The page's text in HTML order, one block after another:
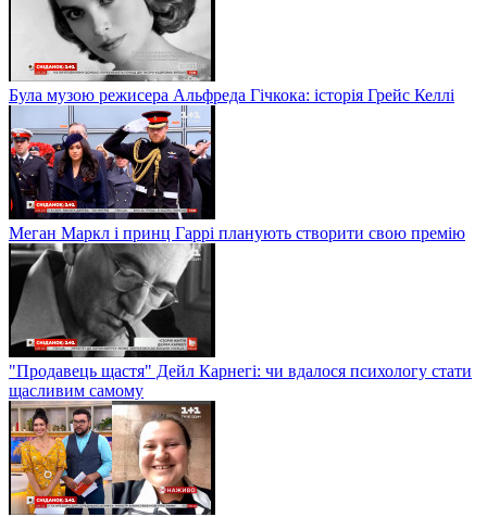
Була музою режисера Альфреда Гічкока: історія Грейс Келлі
Меган Маркл і принц Гаррі планують створити свою премію
"Продавець щастя" Дейл Карнегі: чи вдалося психологу стати
щасливим самому